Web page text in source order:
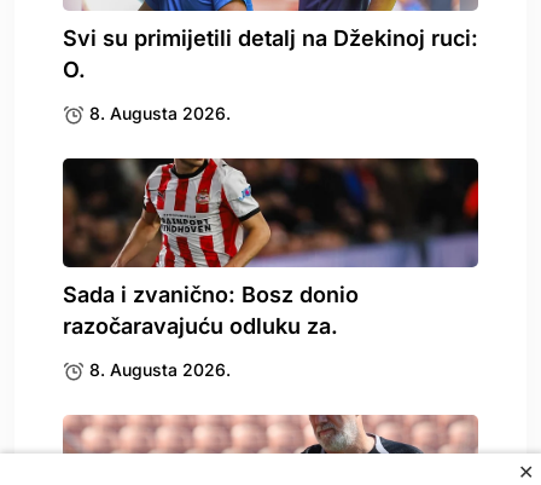
✕
Svi su primijetili detalj na Džekinoj ruci:
O.
8. Augusta 2026.
Sada i zvanično: Bosz donio
razočaravajuću odluku za.
8. Augusta 2026.